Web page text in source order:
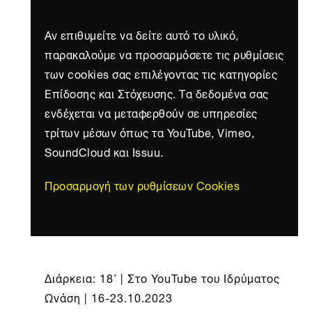
Αν επιθυμείτε να δείτε αυτό το υλικό,
παρακαλούμε να προσαρμόσετε τις ρυθμίσεις
των cookies σας επιλέγοντας τις κατηγορίες
Επίδοσης και Στόχευσης. Τα δεδομένα σας
ενδέχεται να μεταφερθούν σε υπηρεσίες
τρίτων μέσων όπως τα YouTube, Vimeo,
SoundCloud και Issuu.
Προσαρμογή των ρυθμίσεων Cookies
Διάρκεια: 18΄ | Στο YouTube του Ιδρύματος
Ωνάση | 16-23.10.2023